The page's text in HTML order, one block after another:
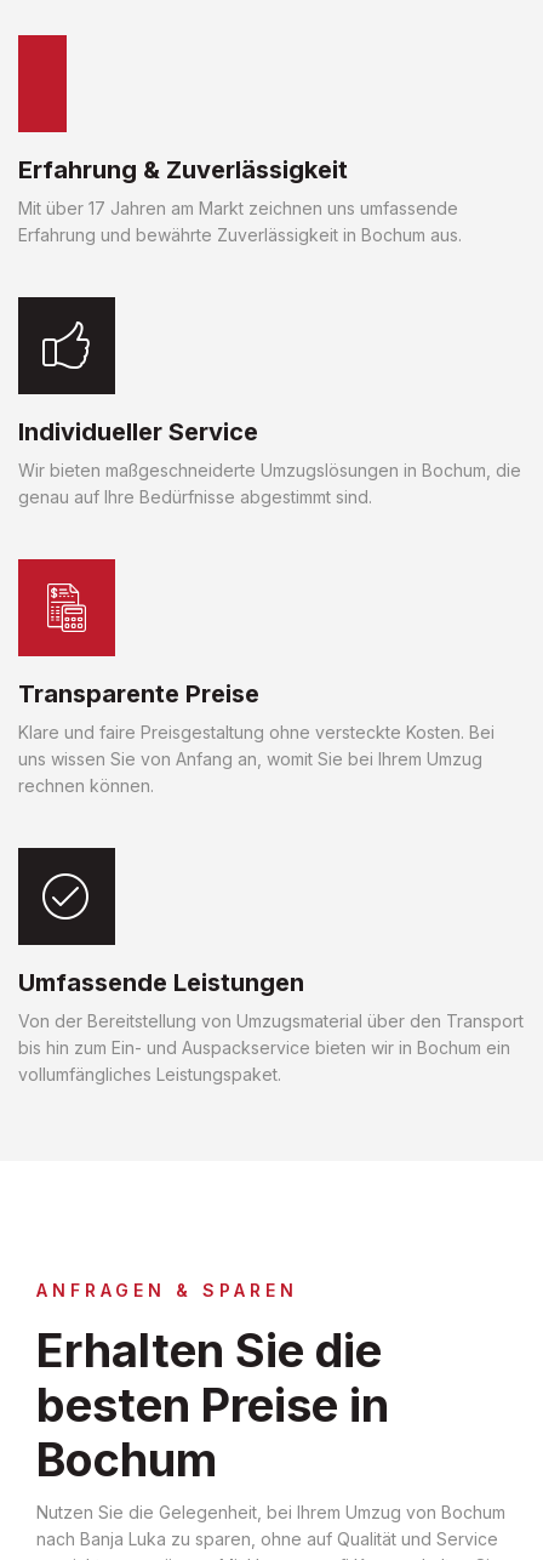
Erfahrung & Zuverlässigkeit
Mit über 17 Jahren am Markt zeichnen uns umfassende
Erfahrung und bewährte Zuverlässigkeit in Bochum aus.
Individueller Service
Wir bieten maßgeschneiderte Umzugslösungen in Bochum, die
genau auf Ihre Bedürfnisse abgestimmt sind.
Transparente Preise
Klare und faire Preisgestaltung ohne versteckte Kosten. Bei
uns wissen Sie von Anfang an, womit Sie bei Ihrem Umzug
rechnen können.
Umfassende Leistungen
Von der Bereitstellung von Umzugsmaterial über den Transport
bis hin zum Ein- und Auspackservice bieten wir in Bochum ein
vollumfängliches Leistungspaket.
ANFRAGEN & SPAREN
Erhalten Sie die
besten Preise in
Bochum
Nutzen Sie die Gelegenheit, bei Ihrem Umzug von Bochum
nach Banja Luka zu sparen, ohne auf Qualität und Service